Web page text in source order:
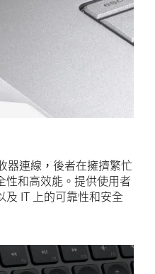
器連線，後者在擁擠繁忙
性和高效能。提供使用者
IT 上的可靠性和安全